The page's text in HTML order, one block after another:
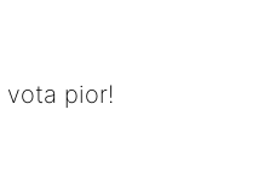
vota pior!